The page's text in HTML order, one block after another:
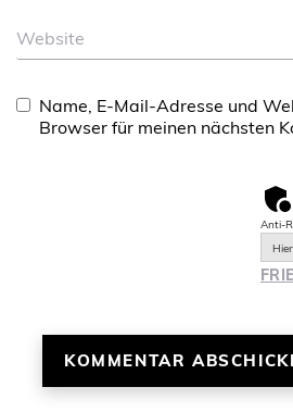
Website
Name, E-Mail-Adresse und
Browser für meinen nächsten
Anti-